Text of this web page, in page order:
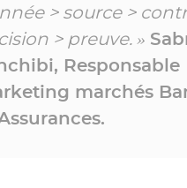
> source >
> preuve. »
Responsable
marchés